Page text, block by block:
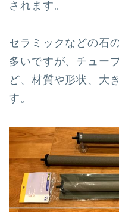
されます。
セラミックなどの石
多いですが、チュー
ど、材質や形状、大
す。